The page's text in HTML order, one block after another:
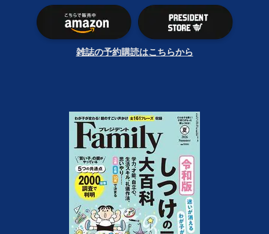
雑誌の予約購読はこちらから